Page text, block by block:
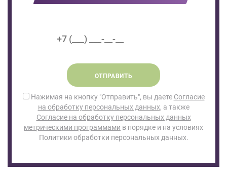
ОТПРАВИТЬ
Нажимая на кнопку "Отправить", вы даете Согласие
на обработку персональных данных, а также
Согласие на обработку персональных данных
метрическими программами в порядке и на условиях
Политики обработки персональных данных.